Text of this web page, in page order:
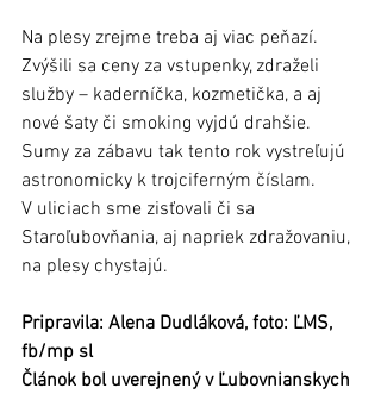
Na plesy zrejme treba aj viac peňazí.
Zvýšili sa ceny za vstupenky, zdraželi
služby – kaderníčka, kozmetička, a aj
nové šaty či smoking vyjdú drahšie.
Sumy za zábavu tak tento rok vystreľujú
astronomicky k trojciferným číslam.
V uliciach sme zisťovali či sa
Staroľubovňania, aj napriek zdražovaniu,
na plesy chystajú.
Pripravila: Alena Dudláková, foto: ĽMS,
fb/mp sl
Článok bol uverejnený v Ľubovnianskych